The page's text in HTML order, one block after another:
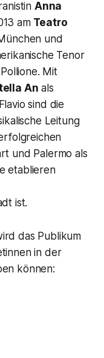
Anna
amTeatro
und
Tenor
Mit
An als
sind die
Leitung
und Palermo als
etablieren
ist.
das Publikum
in der
können: